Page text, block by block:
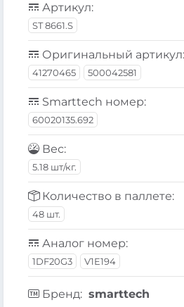
Артикул:
ST 8661.S
Оригинальный артикул:
41270465 500042581
Smarttech номер:
60020135.692
Вес:
5.18 шт/кг.
Количество в паллете:
48 шт.
Аналог номер:
1DF20G3 V1E194
Бренд: smarttech